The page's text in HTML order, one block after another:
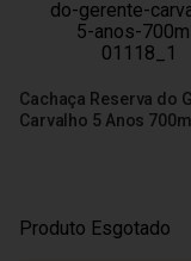
Cachaça Reserva do
Carvalho 5 Anos 700ml
Produto Esgotado